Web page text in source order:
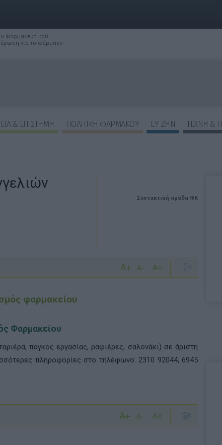
Φαρμακευτικού
για το φάρμακο
& ΕΠΙΣΤΗΜΗ ΠΟΛΙΤΙΚΗ ΦΑΡΜΑΚΟΥ ΕΥ ΖΗΝ
ΤΕΧΝΗ &
Συντακτική ομάδα ΦΚ
φαρμακείου
Φαρμακείου
πάγκος εργασίας, ραφιέρες, σαλονάκι) σε άριστη
πληροφορίες στο τηλέφωνο: 2310 92044, 6945